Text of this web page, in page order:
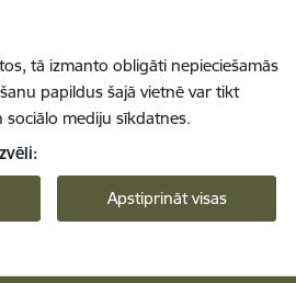
tā izmanto obligāti nepieciešamās
papildus šajā vietnē var tikt
mediju sīkdatnes.
Apstiprināt visas